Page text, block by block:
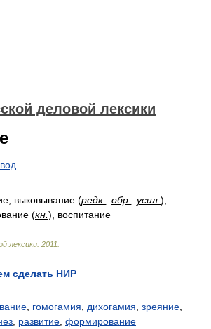
деловой лексики
выковывание (редк. обр. усил. ),
(кн. ), воспитание
лексики 2011
сделать НИР
гомогамия дихогамия зреяние
развитие формирование